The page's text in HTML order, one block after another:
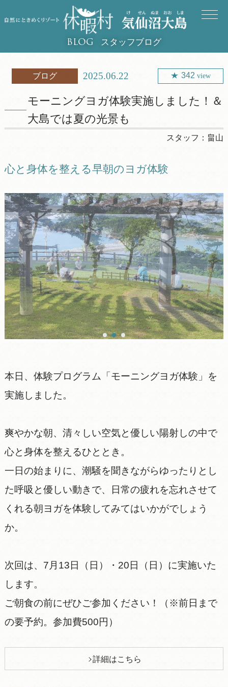
BLOG スタッフブログ
ブログ 2025.06.22 342 view
モーニングヨガ体験実施しました！＆
大島では夏の光景も
スタッフ： 畠山
心と身体を整える早朝のヨガ体験
本日、体験プログラム「モーニングヨガ体験」を
実施しました。
爽やかな朝、清々しい空気と優しい陽射しの中で
心と身体を整えるひととき。
一日の始まりに、潮騒を聞きながらゆったりとし
た呼吸と優しい動きで、日常の疲れを忘れさせて
くれる朝ヨガを体験してみてはいかがでしょう
か。
次回は、7月13日（日）・20日（日）に実施いた
します。
ご朝食の前にぜひご参加ください！（※前日まで
の要予約。参加費500円）
詳細はこちら